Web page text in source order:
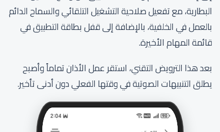
البطارية، مع تفعيل صلاحية التشغيل التلقائي والسماح الدائم
بالعمل في الخلفية، بالإضافة إلى قفل بطاقة التطبيق في
قائمة المهام الأخيرة.
بعد هذا الترويض التقني، استقر عمل الأذان تماماً وأصبح
يطلق التنبيهات الصوتية في وقتها الفعلي دون أدنى تأخير.